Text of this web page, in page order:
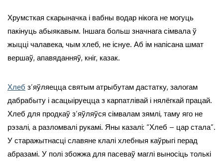
Хрумсткая скарыначка і вабны водар нікога не могуць
пакінуць абыякавым. Іншага больш значнага сімвала ў
жыцці чалавека, чым хлеб, не існуе. Аб ім напісана шмат
вершаў, апавяданняў, кніг, казак.
Хлеб з’яўляецца святым атрыбутам дастатку, залогам
дабрабыту і асацыіруецца з карпатлівай і нялёгкай працай.
Хлеб для продкаў з’яўляўся сімвалам зямлі, таму яго не
рэзалі, а разломвалі рукамі. Яны казалі: “Хлеб – цар стала”.
У старажытнасці славяне клалі хлебныя каўрыгі перад
абразамі. У полі збожжа для пасеваў маглі выносіць толькі